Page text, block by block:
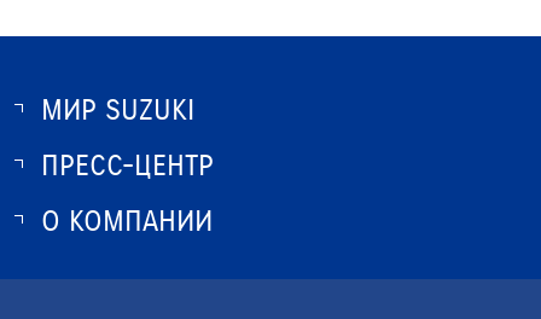
МИР SUZUKI
О SUZUKI
ПРЕСС-ЦЕНТР
НОВОСТИ
О КОМПАНИИ